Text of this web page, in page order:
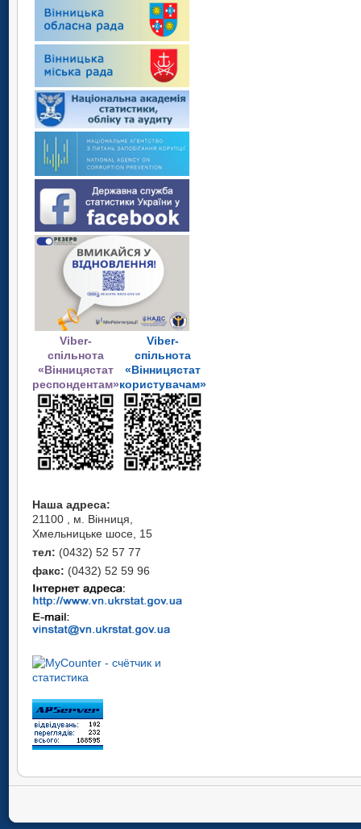
Viber-
спільнота
«Вінницястат
респондентам»
Viber-
спільнота
«Вінницястат
користувачам»
Наша адреса:
21100 , м. Вінниця,
Хмельницьке шосе, 15
тел: (0432) 52 57 77
факс: (0432) 52 59 96